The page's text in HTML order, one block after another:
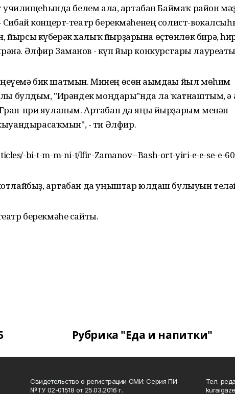
училищеһында белем ала, артабан Баймаҡ район
концерт-театр берекмәһенең солист-
йырсы күберәк халыҡ йырҙарына өҫтөнлөк бирә,
Әлфир Заманов - күп йыр конкурстары
бик шатмын. Минең өсөн ағымдағы йыл мөһим
булдым, "Ирәндек моңдары"нда ла ҡатнаштым, ә
при яуланым. Артабан да яңы йырҙарым менән
- ти Әлфир.
bi-t-m-m-ni-t/lfir-Zamanov--Bash-ort-yiri-e-e-se-e-
артабан да уңыштар юлдаш булыуын
берекмәһе сайты.
Рубрика "Еда и напитки"
Свидетельство о регистрации СМИ: Серия ПИ
№ТУ 02-01518 от 25.03.2016 г.
Тел.